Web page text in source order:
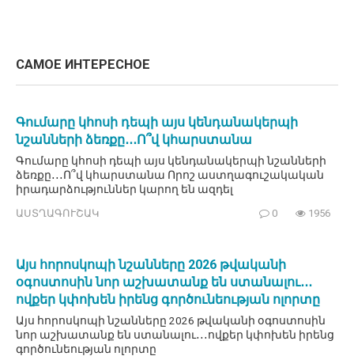
САМОЕ ИНТЕРЕСНОЕ
Գումարը կհոսի դեպի այս կենդանակերպի
նշանների ձեռքը․․․Ո՞վ կհարստանա
Գումարը կհոսի դեպի այս կենդանակերպի նշանների
ձեռքը․․․Ո՞վ կհարստանա Որոշ աստղագուշակական
իրադարձություններ կարող են ազդել
ԱՍՏՂԱԳՈՒՇԱԿ 0 1956
Այս հորոսկոպի նշանները 2026 թվականի
օգոստոսին նոր աշխատանք են ստանալու․․․
ովքեր կփոխեն իրենց գործունեության ոլորտը
Այս հորոսկոպի նշանները 2026 թվականի օգոստոսին
նոր աշխատանք են ստանալու․․․ովքեր կփոխեն իրենց
գործունեության ոլորտը